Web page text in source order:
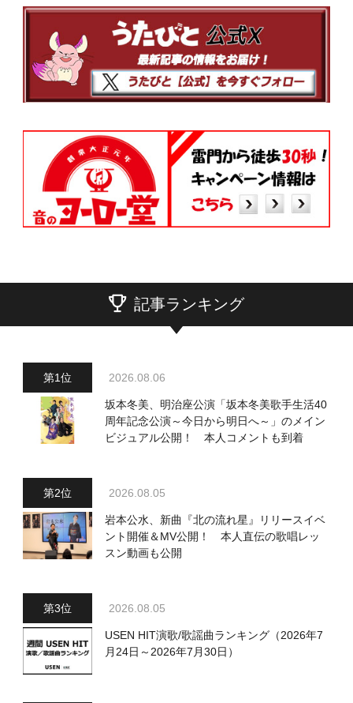
記事ランキング
2026.08.06
坂本冬美、明治座公演「坂本冬美歌手生活40
周年記念公演～今日から明日へ～」のメイン
ビジュアル公開！ 本人コメントも到着
2026.08.05
岩本公水、新曲『北の流れ星』リリースイベ
ント開催＆MV公開！ 本人直伝の歌唱レッ
スン動画も公開
2026.08.05
USEN HIT演歌/歌謡曲ランキング（2026年7
月24日～2026年7月30日）